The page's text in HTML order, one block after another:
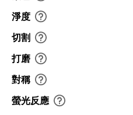
淨度
切割
打磨
對稱
螢光反應